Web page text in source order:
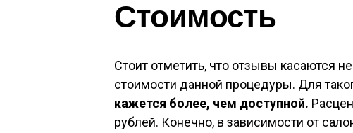
Стоимость
Стоит отметить, что отзывы касаются
стоимости данной процедуры. Для
кажется более, чем доступной.
рублей. Конечно, в зависимости от